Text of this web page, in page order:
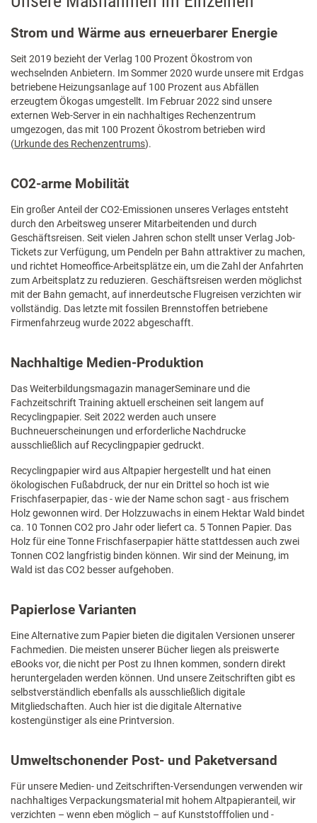
Strom und Wärme aus erneuerbarer Energie
Seit 2019 bezieht der Verlag 100 Prozent Ökostrom von
wechselnden Anbietern. Im Sommer 2020 wurde unsere mit Erdgas
betriebene Heizungsanlage auf 100 Prozent aus Abfällen
erzeugtem Ökogas umgestellt. Im Februar 2022 sind unsere
externen Web-Server in ein nachhaltiges Rechenzentrum
umgezogen, das mit 100 Prozent Ökostrom betrieben wird
(Urkunde des Rechenzentrums).
CO2-arme Mobilität
Ein großer Anteil der CO2-Emissionen unseres Verlages entsteht
durch den Arbeitsweg unserer Mitarbeitenden und durch
Geschäftsreisen. Seit vielen Jahren schon stellt unser Verlag Job-
Tickets zur Verfügung, um Pendeln per Bahn attraktiver zu machen,
und richtet Homeoffice-Arbeitsplätze ein, um die Zahl der Anfahrten
zum Arbeitsplatz zu reduzieren. Geschäftsreisen werden möglichst
mit der Bahn gemacht, auf innerdeutsche Flugreisen verzichten wir
vollständig. Das letzte mit fossilen Brennstoffen betriebene
Firmenfahrzeug wurde 2022 abgeschafft.
Nachhaltige Medien-Produktion
Das Weiterbildungsmagazin managerSeminare und die
Fachzeitschrift Training aktuell erscheinen seit langem auf
Recyclingpapier. Seit 2022 werden auch unsere
Buchneuerscheinungen und erforderliche Nachdrucke
ausschließlich auf Recyclingpapier gedruckt.
Recyclingpapier wird aus Altpapier hergestellt und hat einen
ökologischen Fußabdruck, der nur ein Drittel so hoch ist wie
Frischfaserpapier, das - wie der Name schon sagt - aus frischem
Holz gewonnen wird. Der Holzzuwachs in einem Hektar Wald bindet
ca. 10 Tonnen CO2 pro Jahr oder liefert ca. 5 Tonnen Papier. Das
Holz für eine Tonne Frischfaserpapier hätte stattdessen auch zwei
Tonnen CO2 langfristig binden können. Wir sind der Meinung, im
Wald ist das CO2 besser aufgehoben.
Papierlose Varianten
Eine Alternative zum Papier bieten die digitalen Versionen unserer
Fachmedien. Die meisten unserer Bücher liegen als preiswerte
eBooks vor, die nicht per Post zu Ihnen kommen, sondern direkt
heruntergeladen werden können. Und unsere Zeitschriften gibt es
selbstverständlich ebenfalls als ausschließlich digitale
Mitgliedschaften. Auch hier ist die digitale Alternative
kostengünstiger als eine Printversion.
Umweltschonender Post- und Paketversand
Für unsere Medien- und Zeitschriften-Versendungen verwenden wir
nachhaltiges Verpackungsmaterial mit hohem Altpapieranteil, wir
verzichten – wenn eben möglich – auf Kunststofffolien und -